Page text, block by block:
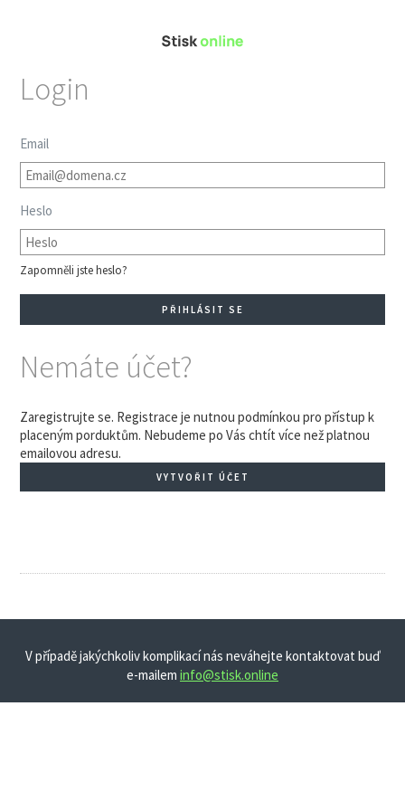
Login
Email
Heslo
Zapomněli jste heslo?
Nemáte účet?
Zaregistrujte se. Registrace je nutnou podmínkou pro přístup k
placeným porduktům. Nebudeme po Vás chtít více než platnou
emailovou adresu.
VYTVOŘIT ÚČET
V případě jakýchkoliv komplikací nás neváhejte kontaktovat buď
e-mailem info@stisk.online